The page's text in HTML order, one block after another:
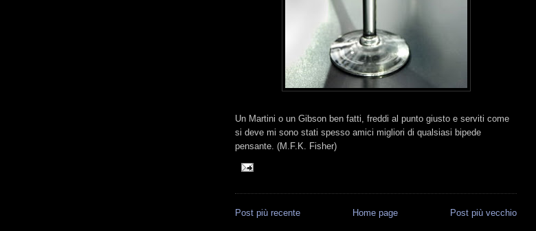
Un Martini o un Gibson ben fatti, freddi al punto giusto e serviti come
si deve mi sono stati spesso amici migliori di qualsiasi bipede
pensante. (M.F.K. Fisher)
Post più recente Post più vecchio
Home page